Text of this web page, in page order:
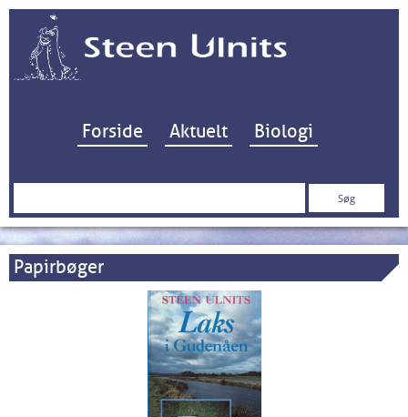
Hop til indhold
Forside Aktuelt Biologi
Søg
Papirbøger